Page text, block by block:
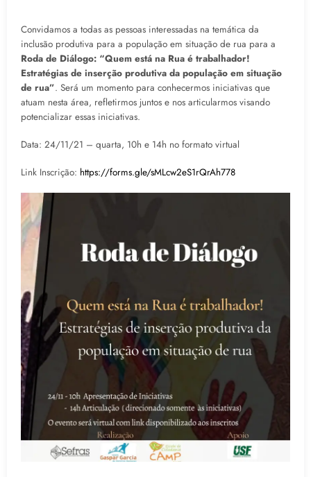
Convidamos a todas as pessoas interessadas na temática da
inclusão produtiva para a população em situação de rua para a
Roda de Diálogo: “Quem está na Rua é trabalhador!
Estratégias de inserção produtiva da população em situação
de rua”. Será um momento para conhecermos iniciativas que
atuam nesta área, refletirmos juntos e nos articularmos visando
potencializar essas iniciativas.
Data: 24/11/21 – quarta, 10h e 14h no formato virtual
Link Inscrição: https://forms.gle/sMLcw2eS1rQrAh778